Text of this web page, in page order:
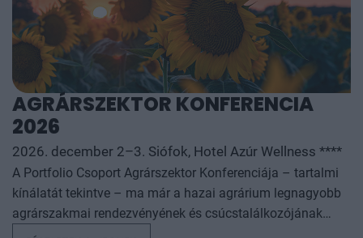
AGRÁRSZEKTOR KONFERENCIA
2026
2026. december 2–3. Siófok, Hotel Azúr Wellness ****
A Portfolio Csoport Agrárszektor Konferenciája – tartalmi
kínálatát tekintve – ma már a hazai agrárium legnagyobb
agrárszakmai rendezvényének és csúcstalálkozójának
számít. A konferencia célja, hogy összegezze és elemezze